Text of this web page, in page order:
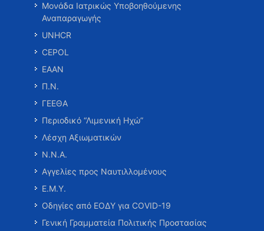
Μονάδα Ιατρικώς Υποβοηθούμενης
Αναπαραγωγής
UNHCR
CEPOL
ΕΑΑΝ
Π.Ν.
ΓΕΕΘΑ
Περιοδικό “Λιμενική Ηχώ”
Λέσχη Αξιωματικών
Ν.Ν.Α.
Αγγελίες προς Ναυτιλλομένους
Ε.Μ.Υ.
Οδηγίες από ΕΟΔΥ για COVID-19
Γενική Γραμματεία Πολιτικής Προστασίας